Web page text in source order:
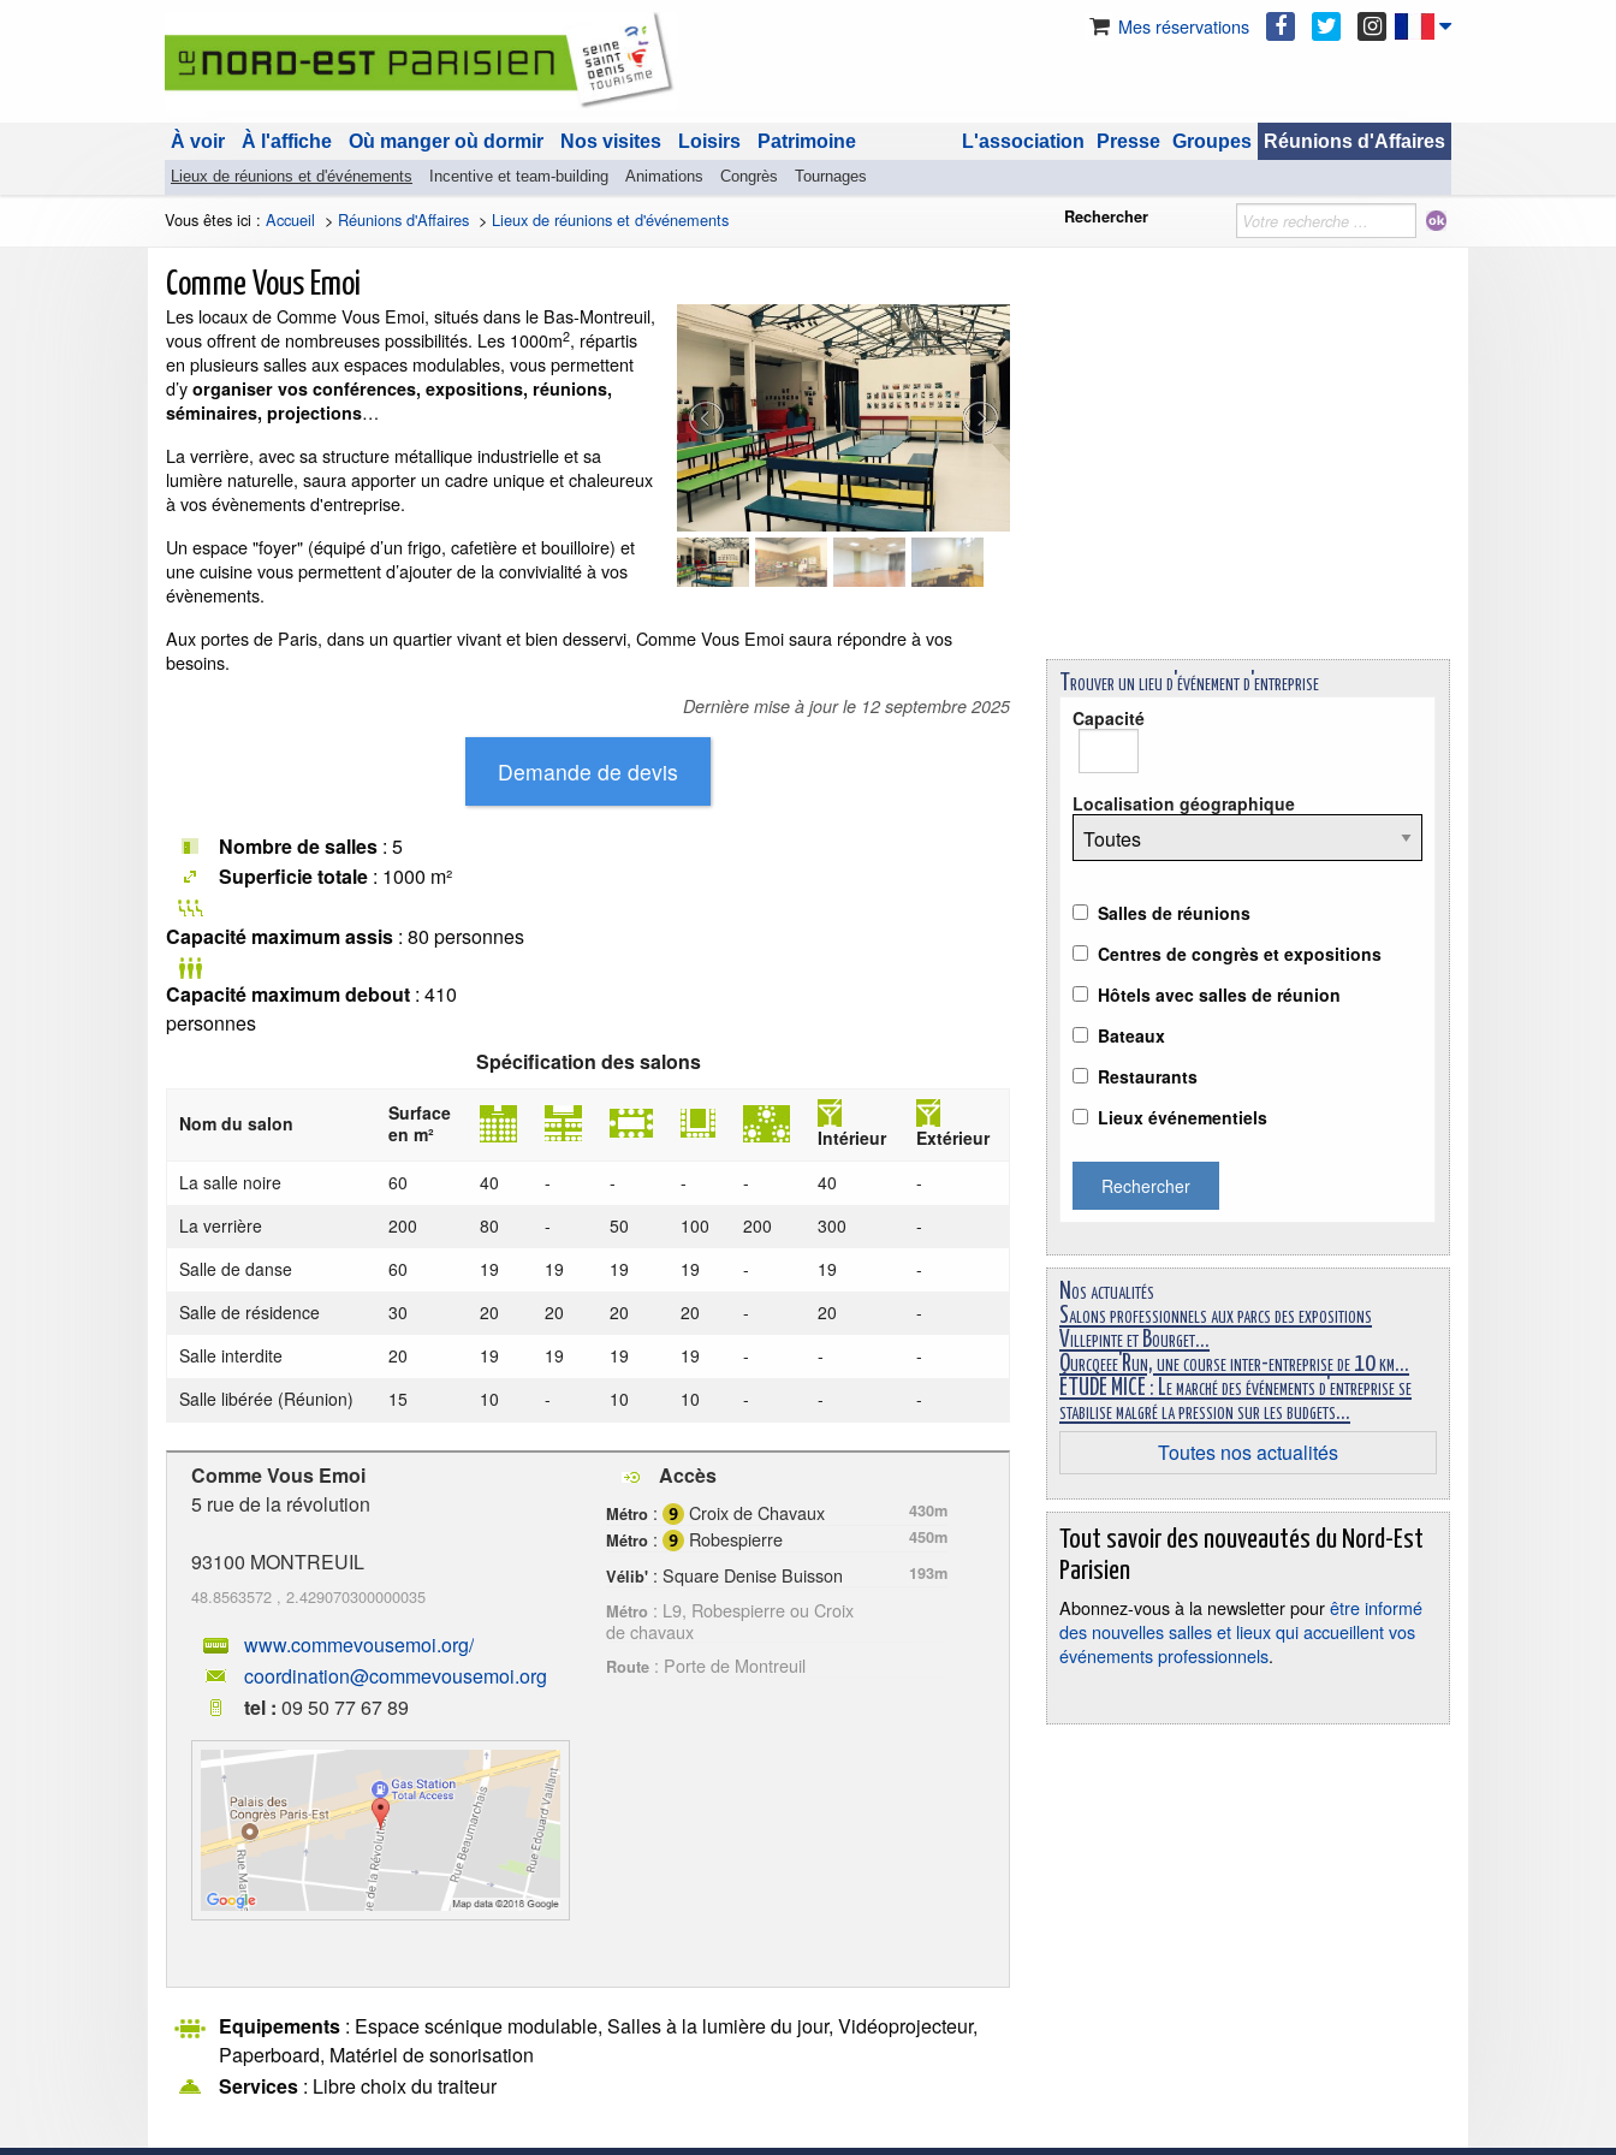
Mes réservations
À voir À l'affiche Où manger où dormir Nos visites Loisirs Patrimoine Réunions d'Affaires
Lieux de réunions et d'événements Incentive et team-building Animations Congrès Tournages
Groupes
Presse
L'association
Vous êtes ici : Accueil > Réunions d'Affaires > Lieux de réunions et d'événements Rechercher
Comme Vous Emoi
Les locaux de Comme Vous Emoi, situés dans le Bas-Montreuil,
vous offrent de nombreuses possibilités. Les 1000m2, répartis
en plusieurs salles aux espaces modulables, vous permettent
d’y organiser vos conférences, expositions, réunions,
séminaires, projections…
La verrière, avec sa structure métallique industrielle et sa
lumière naturelle, saura apporter un cadre unique et chaleureux
à vos évènements d'entreprise.
Un espace "foyer" (équipé d’un frigo, cafetière et bouilloire) et
une cuisine vous permettent d’ajouter de la convivialité à vos
évènements.
Aux portes de Paris, dans un quartier vivant et bien desservi, Comme Vous Emoi saura répondre à vos
besoins.
Dernière mise à jour le 12 septembre 2025
Nombre de salles : 5
Superficie totale : 1000 m²
Capacité maximum assis : 80 personnes
Capacité maximum debout : 410
personnes
Spécification des salons
Nom du salon
Surface
en m²
Intérieur
Extérieur
La salle noire
60 40 - - - - 40
-
La verrière
200 80 - 50 100 200 300
-
Salle de danse
60 19 19 19 19 - 19
-
Salle de résidence
30 20 20 20 20 - 20
-
Salle interdite
20 19 19 19 19 - -
-
Salle libérée (Réunion)
15 10 - 10 10 - - -
Comme Vous Emoi
5 rue de la révolution
93100 MONTREUIL
48.8563572 , 2.429070300000035
www.commevousemoi.org/
coordination@commevousemoi.org
tel : 09 50 77 67 89
Accès
Métro : Croix de Chavaux
430m
Métro : Robespierre
450m
Vélib' : Square Denise Buisson
193m
Métro : L9, Robespierre ou Croix
de chavaux
Route : Porte de Montreuil
Equipements : Espace scénique modulable, Salles à la lumière du jour, Vidéoprojecteur,
Paperboard, Matériel de sonorisation
Services : Libre choix du traiteur
Trouver un lieu d'événement d'entreprise
Capacité
Localisation géographique
Salles de réunions
Centres de congrès et expositions
Hôtels avec salles de réunion
Bateaux
Restaurants
Lieux événementiels
Rechercher
Nos actualités
Salons professionnels aux parcs des expositions
Villepinte et Bourget...
Ourcqeee'Run, une course inter-entreprise de 10 km...
ÉTUDE MICE : Le marché des événements d'entreprise se
stabilise malgré la pression sur les budgets...
Toutes nos actualités
Tout savoir des nouveautés du Nord-Est
Parisien
Abonnez-vous à la newsletter pourêtre informé
des nouvelles salles et lieux qui accueillent vos
événements professionnels.